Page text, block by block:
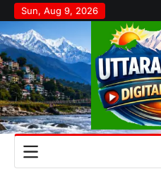
Skip
to
content
Sun, Aug 9, 2026